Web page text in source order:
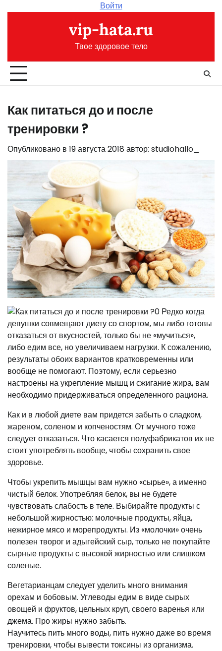
Войти
vip-hata.ru
Твое здоровое тело
Как питаться до и после
тренировки ?
Опубликовано в 19 августа 2018 автор: studiohallo_
Редко когда
девушки совмещают диету со спортом, мы либо готовы
отказаться от вкусностей, только бы не «мучиться»,
либо едим все, но увеличиваем нагрузки. К сожалению,
результаты обоих вариантов кратковременны или
вообще не помогают. Поэтому, если серьезно
настроены на укрепление мышц и сжигание жира, вам
необходимо придерживаться определенного рациона.
Как и в любой диете вам придется забыть о сладком,
жареном, соленом и копченостям. От мучного тоже
следует отказаться. Что касается полуфабрикатов их не
стоит употреблять вообще, чтобы сохранить свое
здоровье.
Чтобы укрепить мышцы вам нужно «сырье», а именно
чистый белок. Употребляя белок, вы не будете
чувствовать слабость в теле. Выбирайте продукты с
небольшой жирностью: молочные продукты, яйца,
нежирное мясо и морепродукты. Из «молочки» очень
полезен творог и адыгейский сыр, только не покупайте
сырные продукты с высокой жирностью или слишком
соленые.
Вегетарианцам следует уделить много внимания
орехам и бобовым. Углеводы едим в виде сырых
овощей и фруктов, цельных круп, своего варенья или
джема. Про жиры нужно забыть.
Научитесь пить много воды, пить нужно даже во время
тренировки, чтобы вывести токсины из организма.